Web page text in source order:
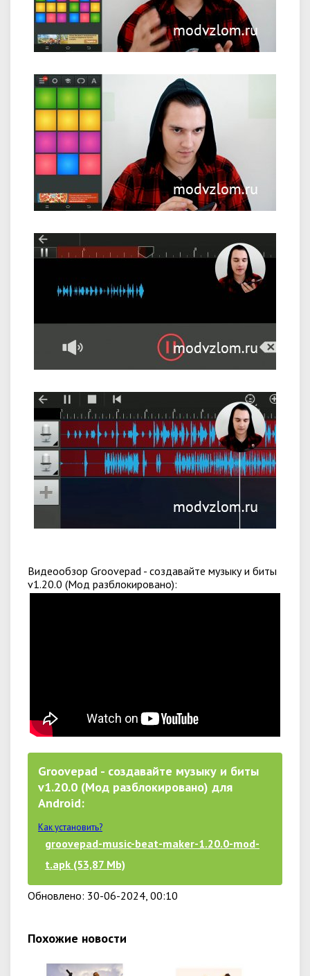
Видеообзор Groovepad - создавайте музыку и биты
v1.20.0 (Мод разблокировано):
Groovepad - создавайте музыку и биты
v1.20.0 (Мод разблокировано) для
Android:
Как установить?
groovepad-music-beat-maker-1.20.0-mod-
t.apk (53,87 Mb)
Обновлено: 30-06-2024, 00:10
Похожие новости